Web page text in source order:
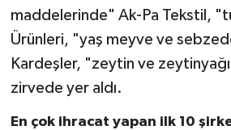
maddelerinde" Ak-Pa Tekstil,
Ürünleri, "yaş meyve ve
Kardeşler, "zeytin ve
zirvede yer aldı.
En çok ihracat yapan ilk 10